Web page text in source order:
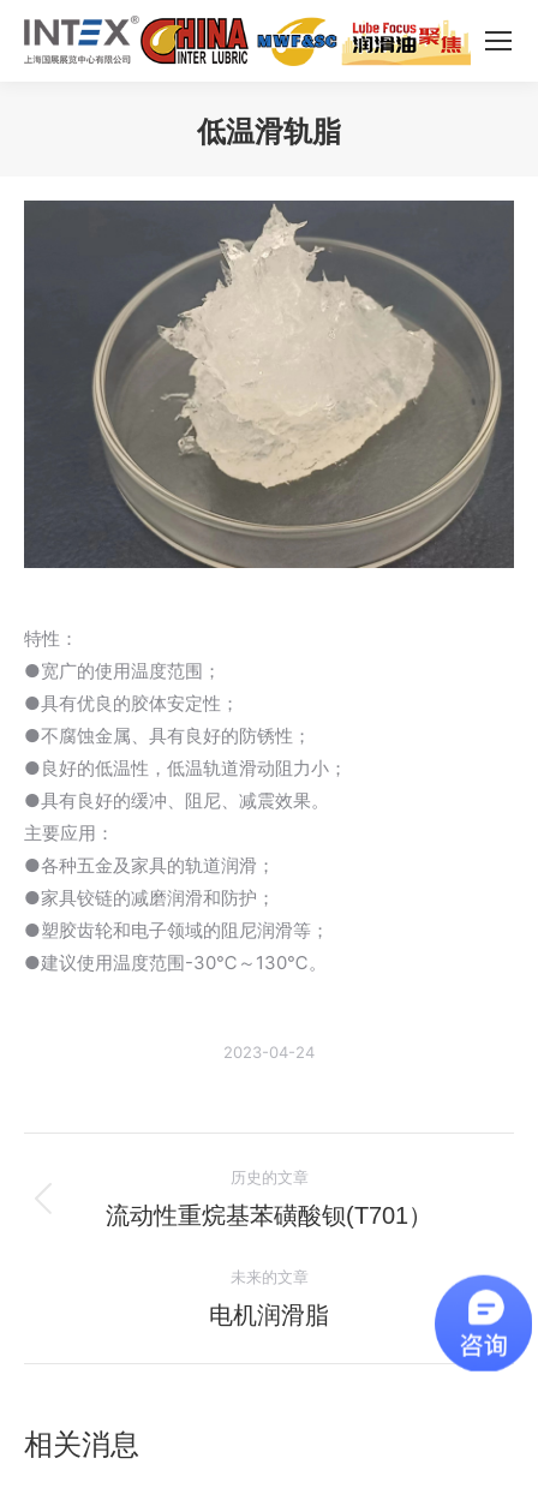
低温滑轨脂
特性：
●宽广的使用温度范围；
●具有优良的胶体安定性；
●不腐蚀金属、具有良好的防锈性；
●良好的低温性，低温轨道滑动阻力小；
●具有良好的缓冲、阻尼、减震效果。
主要应用：
●各种五金及家具的轨道润滑；
●家具铰链的减磨润滑和防护；
●塑胶齿轮和电子领域的阻尼润滑等；
●建议使用温度范围-30℃～130℃。
2023-04-24
章
历史的文章
历
的
文
流动性重烷基苯磺酸钡(T701）
未来的文章
未
电机润滑脂
相关消息